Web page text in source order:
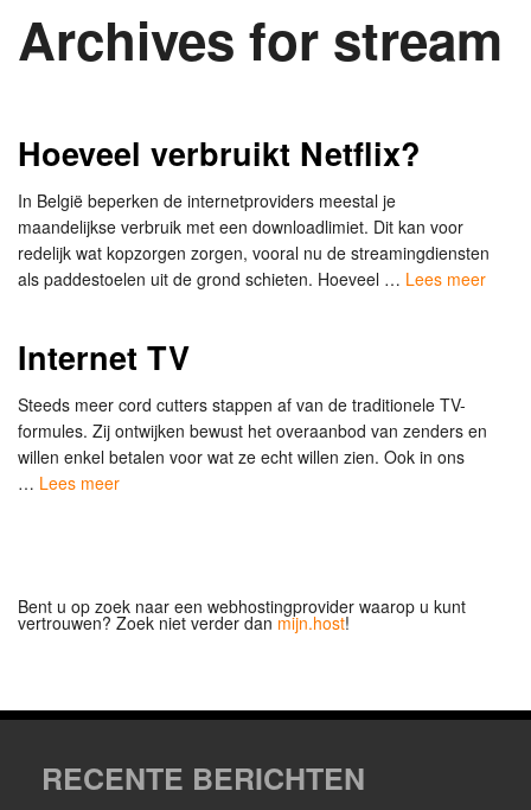
Archives for stream
Hoeveel verbruikt Netflix?
In België beperken de internetproviders meestal je
maandelijkse verbruik met een downloadlimiet. Dit kan voor
redelijk wat kopzorgen zorgen, vooral nu de streamingdiensten
als paddestoelen uit de grond schieten. Hoeveel … Lees meer
Internet TV
Steeds meer cord cutters stappen af van de traditionele TV-
formules. Zij ontwijken bewust het overaanbod van zenders en
willen enkel betalen voor wat ze echt willen zien. Ook in ons
… Lees meer
Bent u op zoek naar een webhostingprovider waarop u kunt
vertrouwen? Zoek niet verder dan mijn.host!
RECENTE BERICHTEN